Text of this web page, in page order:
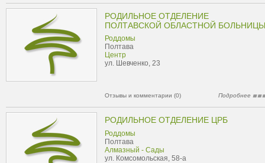
РОДИЛЬНОЕ ОТДЕЛЕНИЕ
ПОЛТАВСКОЙ ОБЛАСТНОЙ БОЛЬНИЦЫ
Роддомы
Полтава
Центр
ул. Шевченко, 23
Отзывы и комментарии (0) Подробнее
РОДИЛЬНОЕ ОТДЕЛЕНИЕ ЦРБ
Роддомы
Полтава
Алмазный - Сады
ул. Комсомольская, 58-а